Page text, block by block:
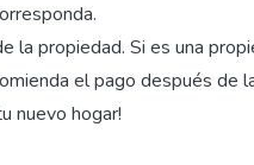
la propiedad. Si es una
el pago después de
nuevo hogar!